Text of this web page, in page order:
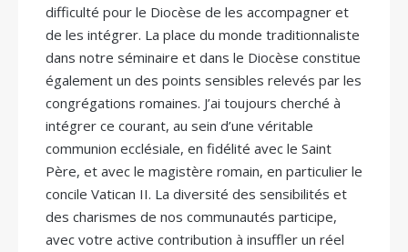
difficulté pour le Diocèse de les accompagner et
de les intégrer. La place du monde traditionnaliste
dans notre séminaire et dans le Diocèse constitue
également un des points sensibles relevés par les
congrégations romaines. J’ai toujours cherché à
intégrer ce courant, au sein d’une véritable
communion ecclésiale, en fidélité avec le Saint
Père, et avec le magistère romain, en particulier le
concile Vatican II. La diversité des sensibilités et
des charismes de nos communautés participe,
avec votre active contribution à insuffler un réel